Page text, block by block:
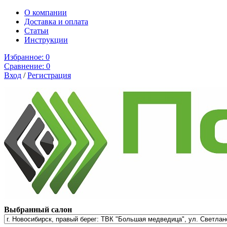
О компании
Доставка и оплата
Cтатьи
Инструкции
Избранное: 0
Сравнение: 0
Вход /Регистрация
Выбранный салон